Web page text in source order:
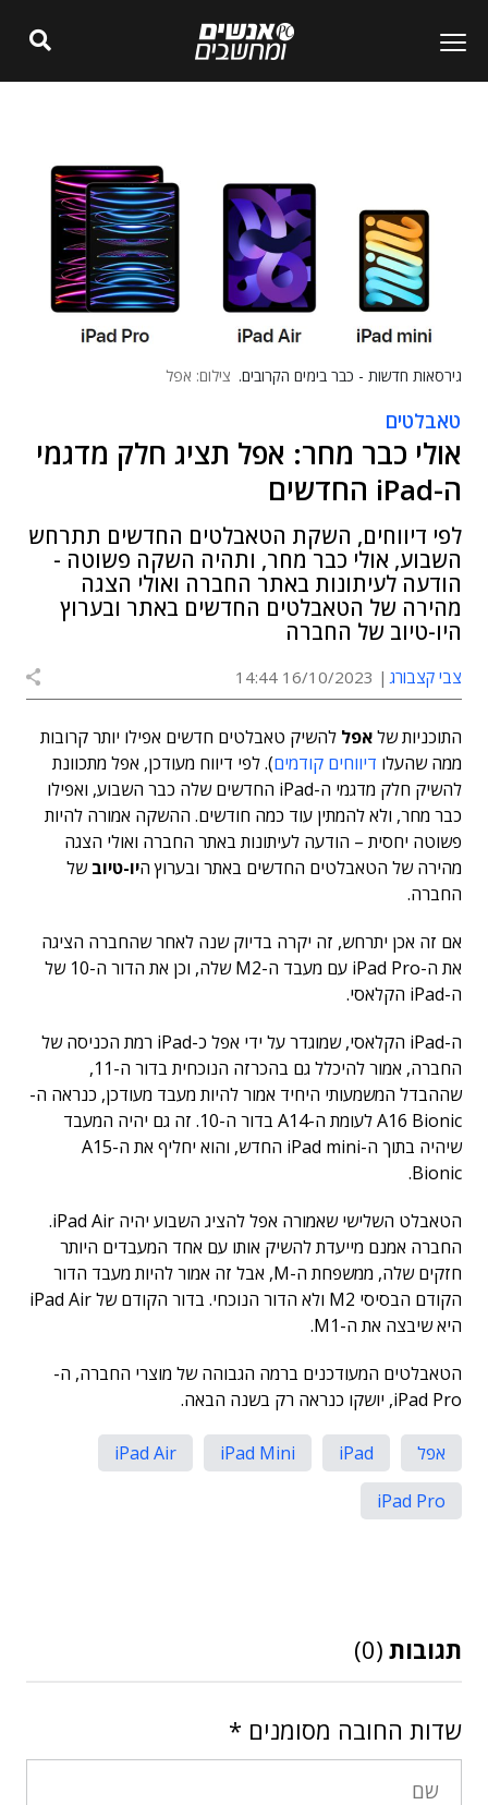
גירסאות חדשות - כבר בימים הקרובים. צילום: אפל
טאבלטים
אולי כבר מחר: אפל תציג חלק מדגמי
ה-iPad החדשים
לפי דיווחים, השקת הטאבלטים החדשים תתרחש
השבוע, אולי כבר מחר, ותהיה השקה פשוטה -
הודעה לעיתונות באתר החברה ואולי הצגה
מהירה של הטאבלטים החדשים באתר ובערוץ
היו-טיוב של החברה
צבי קצבורג 16/10/2023 14:44
התוכניות שלאפל להשיק טאבלטים חדשים אפילו יותר קרובות
ממה שהעלו דיווחים קודמים). לפי דיווח מעודכן, אפל מתכוונת
להשיק חלק מדגמי ה-iPad החדשים שלה כבר השבוע, ואפילו
כבר מחר, ולא להמתין עוד כמה חודשים. ההשקה אמורה להיות
פשוטה יחסית – הודעה לעיתונות באתר החברה ואולי הצגה
מהירה של הטאבלטים החדשים באתר ובערוץ היו-טיובשל
החברה.
אם זה אכן יתרחש, זה יקרה בדיוק שנה לאחר שהחברה הציגה
את ה-iPad Pro עם מעבד ה-M2 שלה, וכן את הדור ה-10 של
ה-iPad הקלאסי.
ה-iPad הקלאסי, שמוגדר על ידי אפל כ-iPad רמת הכניסה של
החברה, אמור להיכלל גם בהכרזה הנוכחית בדור ה-11,
שההבדל המשמעותי היחיד אמור להיות מעבד מעודכן, כנראה ה-
A16 Bionic לעומת ה-A14 בדור ה-10. זה גם יהיה המעבד
שיהיה בתוך ה-iPad mini החדש, והוא יחליף את ה-A15
Bionic.
הטאבלט השלישי שאמורה אפל להציג השבוע יהיה iPad Air.
החברה אמנם מייעדת להשיק אותו עם אחד המעבדים היותר
חזקים שלה, ממשפחת ה-M, אבל זה אמור להיות מעבד הדור
הקודם הבסיסי M2 ולא הדור הנוכחי. בדור הקודם של iPad Air
היא שיבצה את ה-M1.
הטאבלטים המעודכנים ברמה הגבוהה של מוצרי החברה, ה-
iPad Pro, יושקו כנראה רק בשנה הבאה.
אפל iPad
iPad Mini
iPad Air
iPad Pro
תגובות (0)
שדות החובה מסומנים *